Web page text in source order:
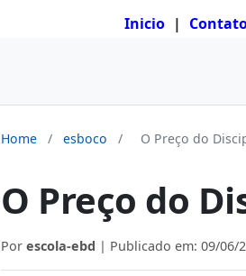
Inicio |
Home / esboco / O Preço do
O Preço do
Por escola-ebd | Publicado em: 09/06/